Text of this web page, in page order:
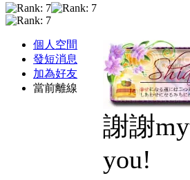
個人空間
發短消息
加為好友
當前離線
謝謝
you!